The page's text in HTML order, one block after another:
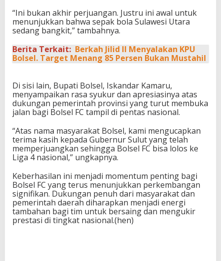
“Ini bukan akhir perjuangan. Justru ini awal untuk
menunjukkan bahwa sepak bola Sulawesi Utara
sedang bangkit,” tambahnya.
Berita Terkait: Berkah Jilid II Menyalakan KPU
Bolsel. Target Menang 85 Persen Bukan Mustahil
Di sisi lain, Bupati Bolsel, Iskandar Kamaru,
menyampaikan rasa syukur dan apresiasinya atas
dukungan pemerintah provinsi yang turut membuka
jalan bagi Bolsel FC tampil di pentas nasional.
“Atas nama masyarakat Bolsel, kami mengucapkan
terima kasih kepada Gubernur Sulut yang telah
memperjuangkan sehingga Bolsel FC bisa lolos ke
Liga 4 nasional,” ungkapnya.
Keberhasilan ini menjadi momentum penting bagi
Bolsel FC yang terus menunjukkan perkembangan
signifikan. Dukungan penuh dari masyarakat dan
pemerintah daerah diharapkan menjadi energi
tambahan bagi tim untuk bersaing dan mengukir
prestasi di tingkat nasional.(hen)